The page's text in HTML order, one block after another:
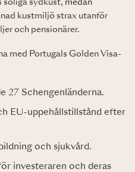
soliga sydkust, medan
kustmiljö strax utanför
och pensionärer.
med Portugals Golden Visa-
27 Schengenländerna.
EU-uppehållstillstånd efter
och sjukvård.
investeraren och deras